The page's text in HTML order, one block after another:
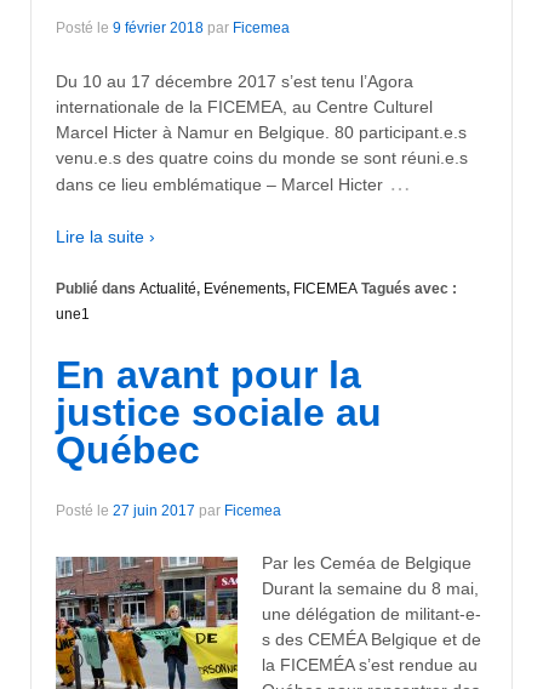
Posté le 9 février 2018 par Ficemea
Du 10 au 17 décembre 2017 s’est tenu l’Agora
internationale de la FICEMEA, au Centre Culturel
Marcel Hicter à Namur en Belgique. 80 participant.e.s
venu.e.s des quatre coins du monde se sont réuni.e.s
dans ce lieu emblématique – Marcel Hicter …
Lire la suite ›
Publié dans Actualité, Evénements, FICEMEA Tagués avec :
une1
En avant pour la
justice sociale au
Québec
Posté le 27 juin 2017 par Ficemea
Par les Ceméa de Belgique
Durant la semaine du 8 mai,
une délégation de militant-e-
s des CEMÉA Belgique et de
la FICEMÉA s’est rendue au